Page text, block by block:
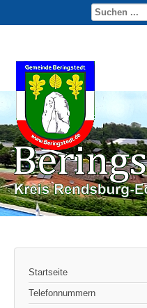
Startseite
Telefonnummern